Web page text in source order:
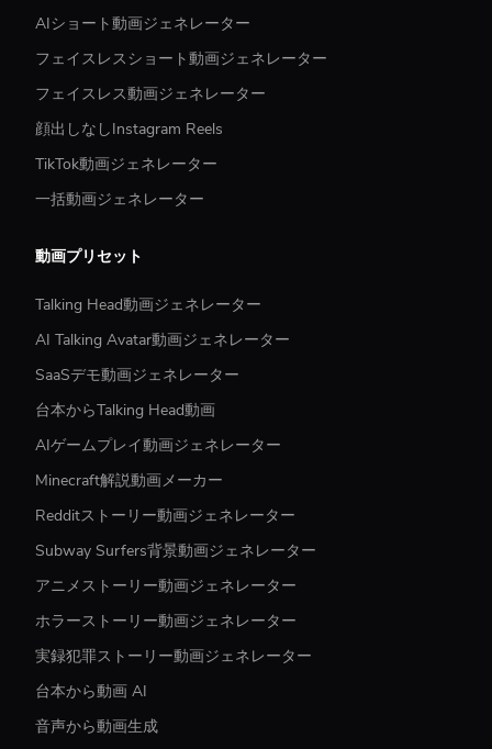
AIショート動画ジェネレーター
フェイスレスショート動画ジェネレーター
フェイスレス動画ジェネレーター
顔出しなしInstagram Reels
TikTok動画ジェネレーター
一括動画ジェネレーター
動画プリセット
Talking Head動画ジェネレーター
AI Talking Avatar動画ジェネレーター
SaaSデモ動画ジェネレーター
台本からTalking Head動画
AIゲームプレイ動画ジェネレーター
Minecraft解説動画メーカー
Redditストーリー動画ジェネレーター
Subway Surfers背景動画ジェネレーター
アニメストーリー動画ジェネレーター
ホラーストーリー動画ジェネレーター
実録犯罪ストーリー動画ジェネレーター
台本から動画 AI
音声から動画生成